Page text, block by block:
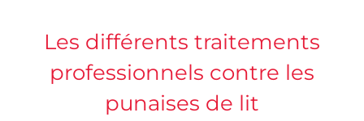
Les différents traitements
professionnels contre les
punaises de lit